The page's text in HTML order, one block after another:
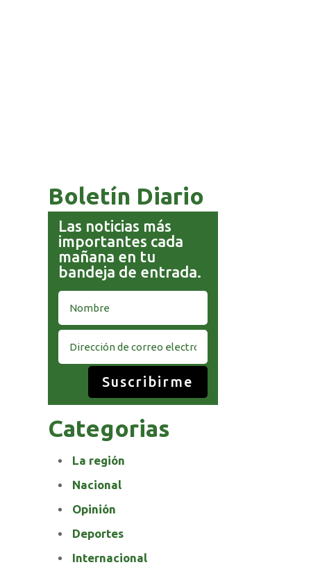
Boletín Diario
Las noticias más
importantes cada
mañana en tu
bandeja de entrada.
Suscribirme
Categorias
La región
Nacional
Opinión
Deportes
Internacional